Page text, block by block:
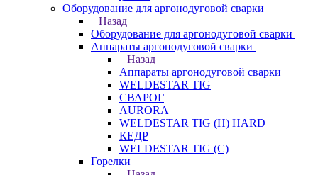
Оборудование для аргонодуговой сварки
Назад
Оборудование для аргонодуговой сварки
Аппараты аргонодуговой сварки
Назад
Аппараты аргонодуговой сварки
WELDESTAR TIG
СВАРОГ
AURORA
WELDESTAR TIG (H) HARD
КЕДР
WELDESTAR TIG (С)
Горелки